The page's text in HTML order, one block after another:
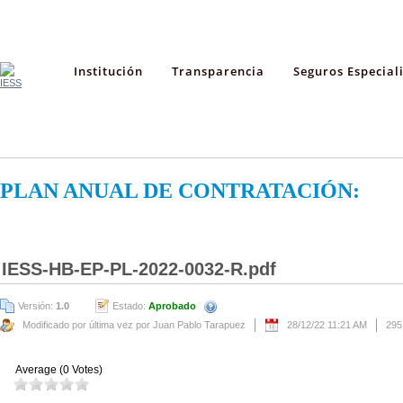
Institución Transparencia Seguros
PLAN ANUAL DE CONTRATACIÓN:
IESS-HB-EP-PL-2022-0032-R.pdf
Versión: 1.0 Estado: Aprobado
Modificado por última vez por Juan Pablo Tarapuez
28/12/22 11:21 AM
Average (0 Votes)